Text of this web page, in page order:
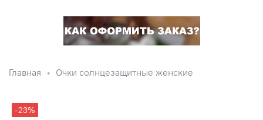
Главная Очки солнцезащитные женские
-23%